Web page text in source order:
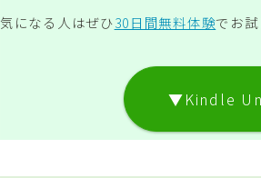
気になる人はぜひ30日間無料体験でお試
▼Kindle